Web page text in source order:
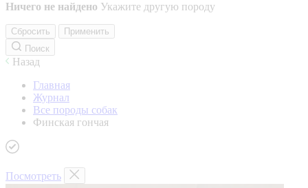
Ничего не найдено Укажите другую породу
Сбросить
Применить
Поиск
Назад
Главная
Журнал
Все породы собак
Финская гончая
Посмотреть